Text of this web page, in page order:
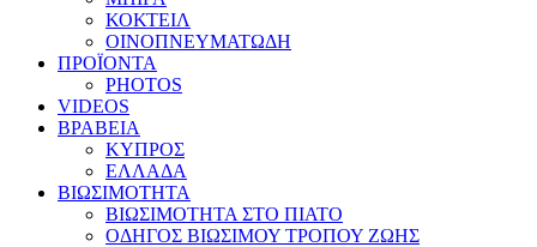
ΚΟΚΤΕΙΛ
ΟΙΝΟΠΝΕΥΜΑΤΩΔΗ
ΠΡΟΪΟΝΤΑ
PHOTOS
VIDEOS
ΒΡΑΒΕΙΑ
ΚΥΠΡΟΣ
ΕΛΛΑΔΑ
ΒΙΩΣΙΜΟΤΗΤΑ
ΒΙΩΣΙΜΟΤΗΤΑ ΣΤΟ ΠΙΑΤΟ
ΟΔΗΓΟΣ ΒΙΩΣΙΜΟΥ ΤΡΟΠΟΥ ΖΩΗΣ